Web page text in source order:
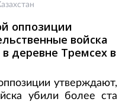
оппозиции
войска
деревне Тремсех в
утверждают,
убили более ста